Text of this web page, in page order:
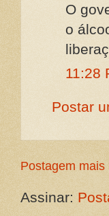
O
o
11:28
Postar
Postagem mais
Assinar: